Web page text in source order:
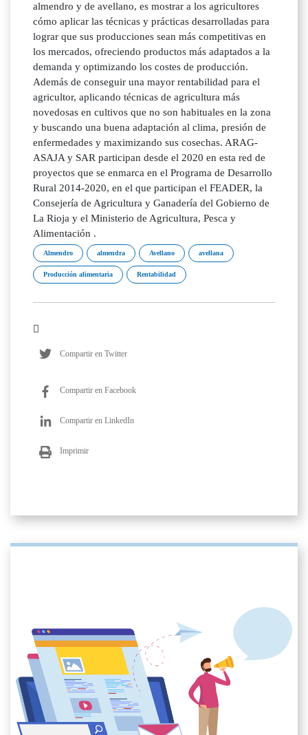
almendro y de avellano, es mostrar a los agricultores
cómo aplicar las técnicas y prácticas desarrolladas para
lograr que sus producciones sean más competitivas en
los mercados, ofreciendo productos más adaptados a la
demanda y optimizando los costes de producción.
Además de conseguir una mayor rentabilidad para el
agricultor, aplicando técnicas de agricultura más
novedosas en cultivos que no son habituales en la zona
y buscando una buena adaptación al clima, presión de
enfermedades y maximizando sus cosechas. ARAG-
ASAJA y SAR participan desde el 2020 en esta red de
proyectos que se enmarca en el Programa de Desarrollo
Rural 2014-2020, en el que participan el FEADER, la
Consejería de Agricultura y Ganadería del Gobierno de
La Rioja y el Ministerio de Agricultura, Pesca y
Alimentación .
Almendro almendra Avellano avellana
Producción alimentaria Rentabilidad
Compartir en Twitter
Compartir en Facebook
Compartir en LinkedIn
Imprimir